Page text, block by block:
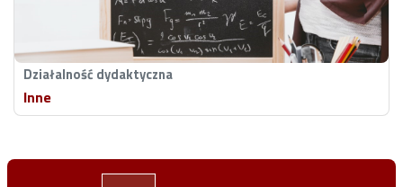
Działalność dydaktyczna
Inne